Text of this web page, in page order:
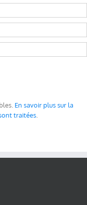
En savoir plus sur la
traitées